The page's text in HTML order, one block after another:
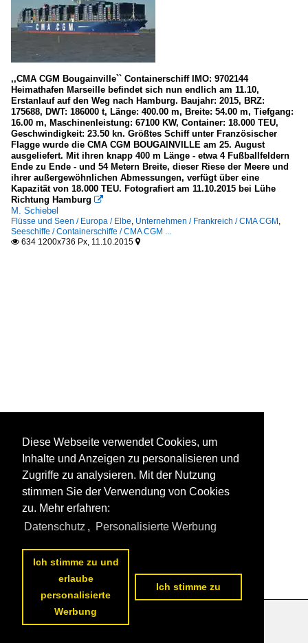
,,CMA CGM Bougainville`` Containerschiff IMO: 9702144
Heimathafen Marseille befindet sich nun endlich am 11.10,
Erstanlauf auf den Weg nach Hamburg. Baujahr: 2015, BRZ:
175688, DWT: 186000 t, Länge: 400.00 m, Breite: 54.00 m, Tiefgang:
16.00 m, Maschinenleistung: 67100 KW, Container: 18.000 TEU,
Geschwindigkeit: 23.50 kn. Größtes Schiff unter Französischer
Flagge wurde die CMA CGM BOUGAINVILLE am 25. August
ausgeliefert. Mit ihren knapp 400 m Länge - etwa 4 Fußballfeldern
Ende zu Ende - und 54 Metern Breite, dieser Riese der Meere und
ihrer außergewöhnlichen Abmessungen, verfügt über eine
Kapazität von 18.000 TEU. Fotografiert am 11.10.2015 bei Lühe
Richtung Hamburg 
M. Schiebel
Flüsse und Seen / Europa / Elbe, Unternehmen / Frankreich / CMA CGM ,
Seeschiffe / Containerschiffe / CMA CGM ...
 634 1200x736 Px, 11.10.2015 
Datenschutzerklärung
Diese Webseite verwendet Cookies, um
Inhalte und Anzeigen zu personalisieren und
Zugriffe zu analysieren. Mit der Nutzung
stimmen Sie der Verwendung von Cookies
zu. Mehr erfahren:
Datenschutz , Personalisierte Werbung
Ich stimme zu und
erlaube
personalisierte
Werbung
Ich stimme zu